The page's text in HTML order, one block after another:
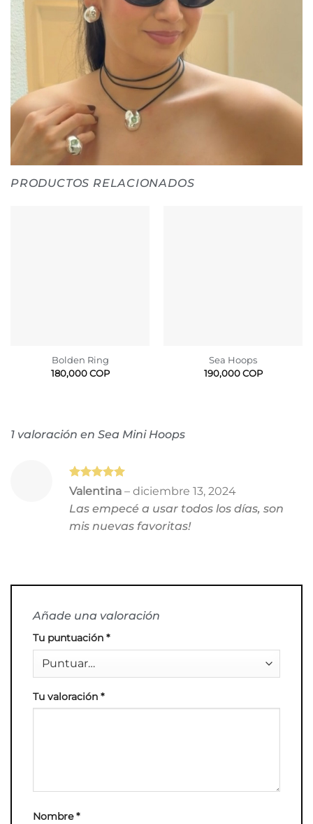
PRODUCTOS RELACIONADOS
Bolden Ring
180,000COP
Sea Hoops
190,000COP
1 valoración en Sea Mini Hoops
Valorado
Valentina – diciembre 13, 2024
Las empecé a usar todos los días, son
mis nuevas favoritas!
Añade una valoración
Tu puntuación *
Tu valoración *
Nombre*